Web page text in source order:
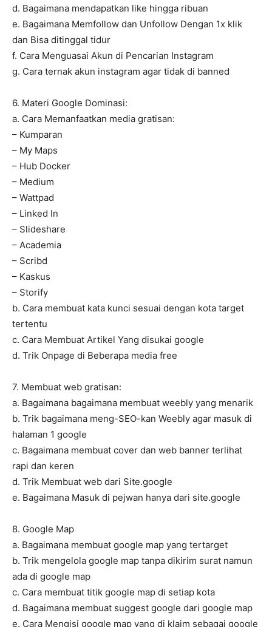
d. Bagaimana mendapatkan like hingga ribuan
e. Bagaimana Memfollow dan Unfollow Dengan 1x klik
dan Bisa ditinggal tidur
f. Cara Menguasai Akun di Pencarian Instagram
g. Cara ternak akun instagram agar tidak di banned
6. Materi Google Dominasi:
a. Cara Memanfaatkan media gratisan:
– Kumparan
– My Maps
– Hub Docker
– Medium
– Wattpad
– Linked In
– Slideshare
– Academia
– Scribd
– Kaskus
– Storify
b. Cara membuat kata kunci sesuai dengan kota target
tertentu
c. Cara Membuat Artikel Yang disukai google
d. Trik Onpage di Beberapa media free
7. Membuat web gratisan:
a. Bagaimana bagaimana membuat weebly yang menarik
b. Trik bagaimana meng-SEO-kan Weebly agar masuk di
halaman 1 google
c. Bagaimana membuat cover dan web banner terlihat
rapi dan keren
d. Trik Membuat web dari Site.google
e. Bagaimana Masuk di pejwan hanya dari site.google
8. Google Map
a. Bagaimana membuat google map yang tertarget
b. Trik mengelola google map tanpa dikirim surat namun
ada di google map
c. Cara membuat titik google map di setiap kota
d. Bagaimana membuat suggest google dari google map
e. Cara Mengisi google map yang di klaim sebagai google